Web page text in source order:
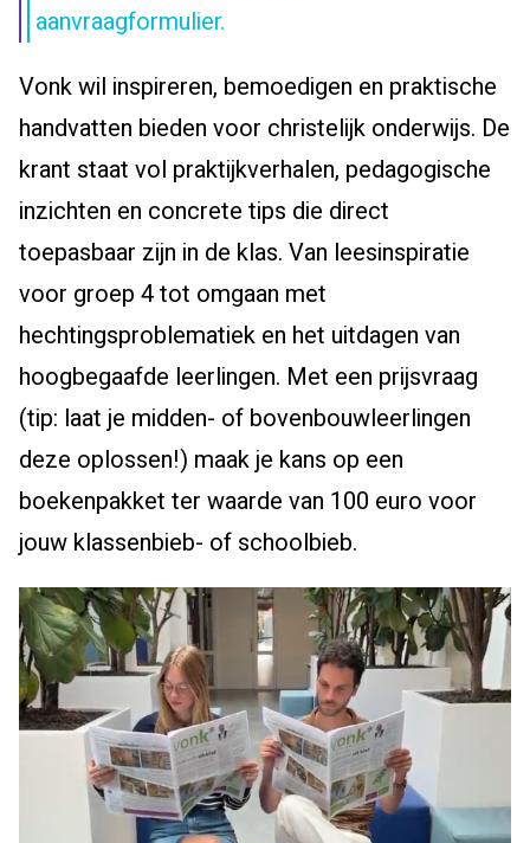
aanvraagformulier.
Vonk wil inspireren, bemoedigen en praktische
handvatten bieden voor christelijk onderwijs. De
krant staat vol praktijkverhalen, pedagogische
inzichten en concrete tips die direct
toepasbaar zijn in de klas. Van leesinspiratie
voor groep 4 tot omgaan met
hechtingsproblematiek en het uitdagen van
hoogbegaafde leerlingen. Met een prijsvraag
(tip: laat je midden- of bovenbouwleerlingen
deze oplossen!) maak je kans op een
boekenpakket ter waarde van 100 euro voor
jouw klassenbieb- of schoolbieb.